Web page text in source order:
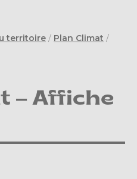
territoire / Plan Climat /
– Affiche